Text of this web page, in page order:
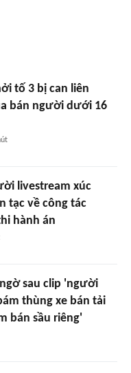
tố 3 bị can liên
bán người dưới 16
livestream xúc
tạc về công tác
hành án
sau clip 'người
thùng xe bán tải
bán sầu riêng'